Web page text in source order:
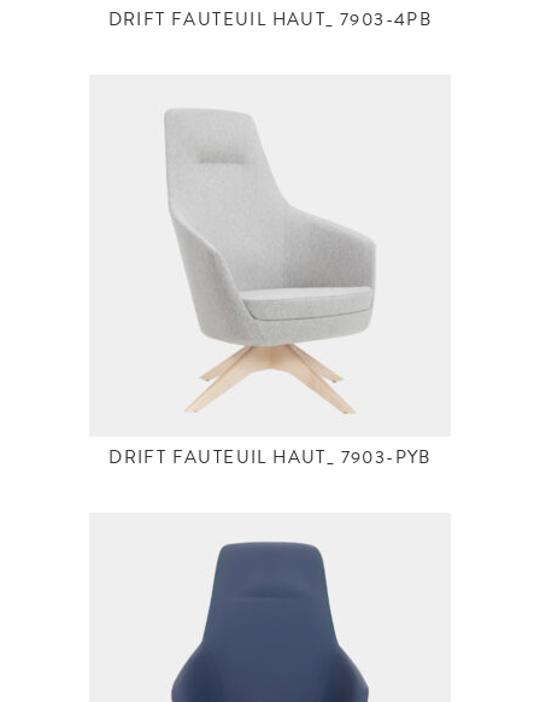
DRIFT FAUTEUIL HAUT_ 7903-4PB
DRIFT FAUTEUIL HAUT_ 7903-PYB